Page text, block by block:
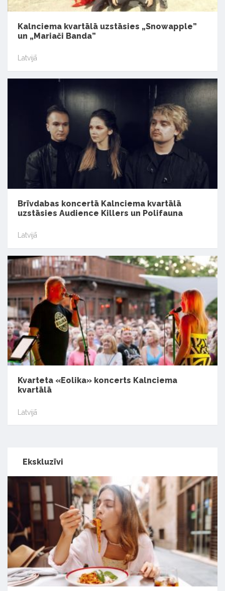
Kalnciema kvartālā uzstāsies „Snowapple”
un „Mariači Banda”
Latvijā
Brīvdabas koncertā Kalnciema kvartālā
uzstāsies Audience Killers un Polifauna
Latvijā
Kvarteta «Eolika» koncerts Kalnciema
kvartālā
Latvijā
Ekskluzīvi